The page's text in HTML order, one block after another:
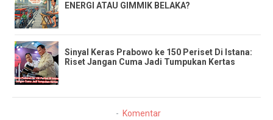
ENERGI ATAU GIMMIK BELAKA?
Sinyal Keras Prabowo ke 150 Periset Di Istana:
Riset Jangan Cuma Jadi Tumpukan Kertas
Komentar